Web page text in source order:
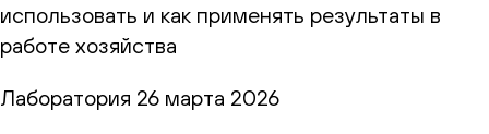
использовать и как применять результаты в
работе хозяйства
Лаборатория 26 марта 2026